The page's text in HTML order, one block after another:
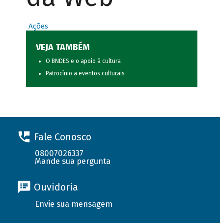
Ações
VEJA TAMBÉM
O BNDES e o apoio à cultura
Patrocínio a eventos culturais
Fale Conosco
08007026337
Mande sua pergunta
Ouvidoria
Envie sua mensagem